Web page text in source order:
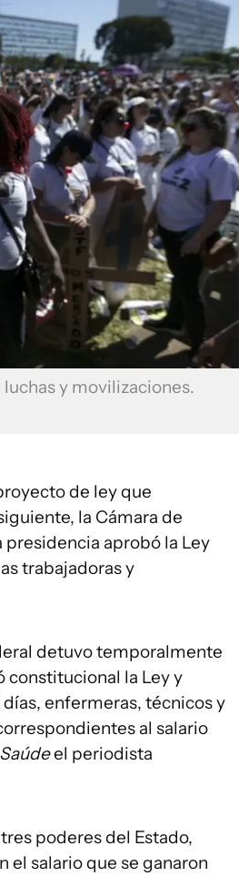
y movilizaciones.
de ley que
la Cámara de
presidencia aprobó la Ley
trabajadoras y
detuvo temporalmente
constitucional la Ley y
enfermeras, técnicos y
al salario
el periodista
poderes del Estado,
salario que se ganaron